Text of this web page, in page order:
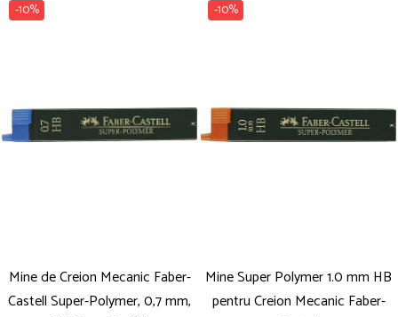
-10%
Mine de Creion Mecanic Faber-
Castell Super-Polymer, 0,7 mm,
-10%
Mine Super Polymer 1.0 mm HB
pentru Creion Mecanic Faber-